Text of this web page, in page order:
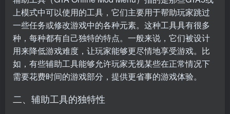
上模式中可以使用的工具，它们主要用于帮助玩家跳过
一些任务或修改游戏中的各种元素。这种工具具有很多
种，每种都有自己独特的特点。一般来说，它们被设计
用来降低游戏难度，让玩家能够更尽情地享受游戏。比
如，有些辅助工具能够允许玩家无视某些在正常情况下
需要花费时间的游戏部分，提供更省事的游戏体验。
二、辅助工具的独特性